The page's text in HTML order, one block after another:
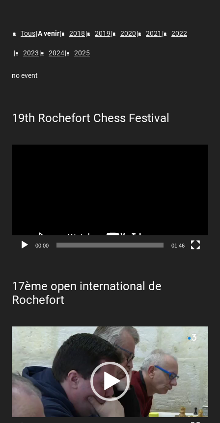
Tous A venir 2018 2019 2020 2021 2022
2023 2024 2025
no event
19th Rochefort Chess Festival
00:00 01:46
17ème open international de
Rochefort
Lecteur
vidéo